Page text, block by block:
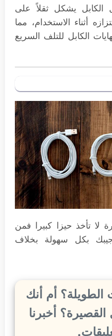
الكابل يشكل ثقلاً على
أثناء الاستخدام، مما
الكابل للتلف السريع
لا تأخذ حيزا كبيرا فمن
بكل سهولة بخلاف
أم أنك
القصيرة؟ أخبرنا